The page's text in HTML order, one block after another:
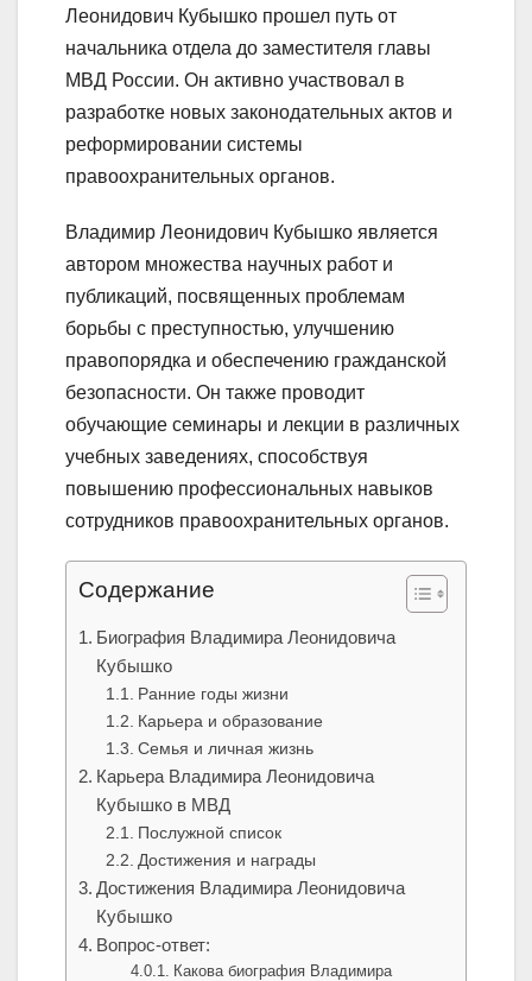
Леонидович Кубышко прошел путь от
начальника отдела до заместителя главы
МВД России. Он активно участвовал в
разработке новых законодательных актов и
реформировании системы
правоохранительных органов.
Владимир Леонидович Кубышко является
автором множества научных работ и
публикаций, посвященных проблемам
борьбы с преступностью, улучшению
правопорядка и обеспечению гражданской
безопасности. Он также проводит
обучающие семинары и лекции в различных
учебных заведениях, способствуя
повышению профессиональных навыков
сотрудников правоохранительных органов.
Содержание
Биография Владимира Леонидовича
Кубышко
Ранние годы жизни
Карьера и образование
Семья и личная жизнь
Карьера Владимира Леонидовича
Кубышко в МВД
Послужной список
Достижения и награды
Достижения Владимира Леонидовича
Кубышко
Вопрос-ответ:
Какова биография Владимира